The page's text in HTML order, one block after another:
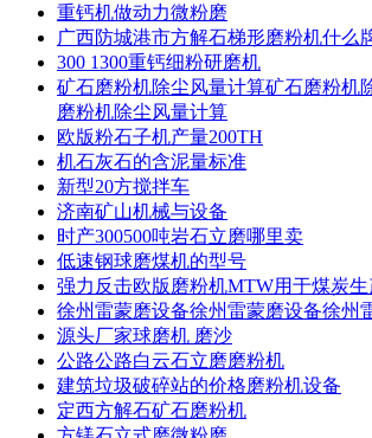
重钙机做动力微粉磨
广西防城港市方解石梯形磨粉机什么
300 1300重钙细粉研磨机
矿石磨粉机除尘风量计算矿石磨粉机
磨粉机除尘风量计算
欧版粉石子机产量200TH
机石灰石的含泥量标准
新型20方搅拌车
济南矿山机械与设备
时产300500吨岩石立磨哪里卖
低速钢球磨煤机的型号
强力反击欧版磨粉机MTW用于煤炭生
徐州雷蒙磨设备徐州雷蒙磨设备徐州
源头厂家球磨机 磨沙
公路公路白云石立磨磨粉机
建筑垃圾破碎站的价格磨粉机设备
定西方解石矿石磨粉机